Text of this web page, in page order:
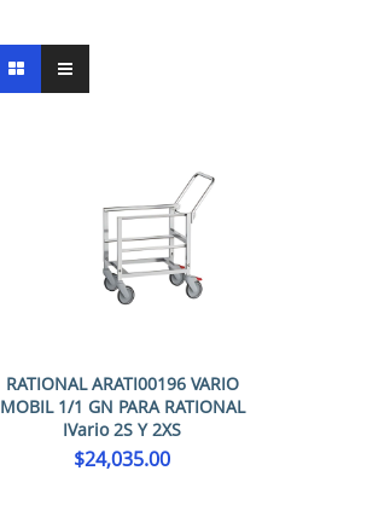
RATIONAL ARATI00196 VARIO
MOBIL 1/1 GN PARA RATIONAL
IVario 2S Y 2XS
$24,035.00